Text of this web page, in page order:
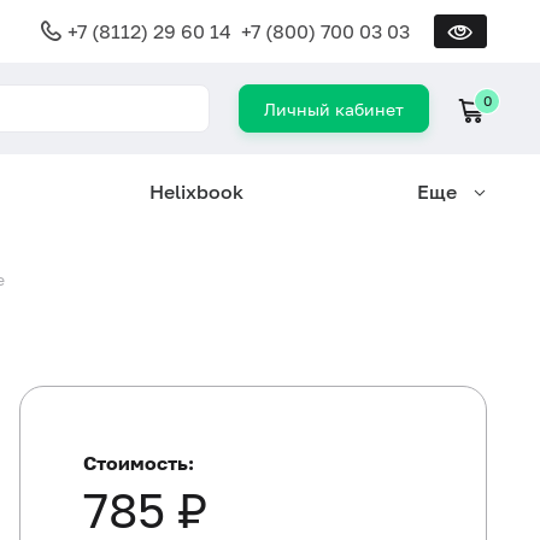
+7 (8112) 29 60 14 +7 (800) 700 03 03
Личный кабинет 0
Helixbook Еще
Стоимость:
785 ₽